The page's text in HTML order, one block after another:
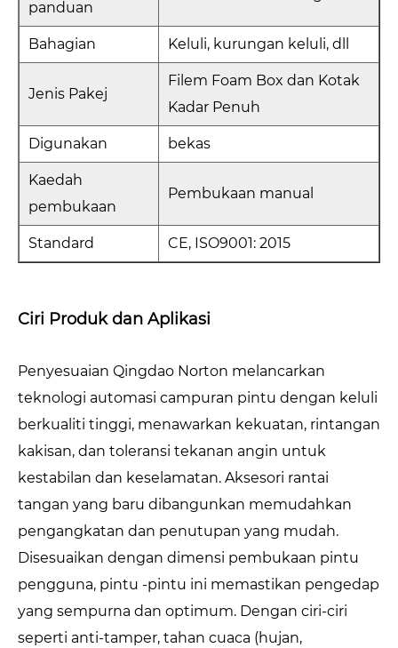
panduan
Bahagian Keluli, kurungan keluli, dll
Jenis Pakej
Filem Foam Box dan Kotak
Kadar Penuh
Digunakan bekas
Kaedah
pembukaan
Pembukaan manual
Standard CE, ISO9001: 2015
Ciri Produk dan Aplikasi
Penyesuaian Qingdao Norton melancarkan
teknologi automasi campuran pintu dengan keluli
berkualiti tinggi, menawarkan kekuatan, rintangan
kakisan, dan toleransi tekanan angin untuk
kestabilan dan keselamatan. Aksesori rantai
tangan yang baru dibangunkan memudahkan
pengangkatan dan penutupan yang mudah.
Disesuaikan dengan dimensi pembukaan pintu
pengguna, pintu -pintu ini memastikan pengedap
yang sempurna dan optimum. Dengan ciri-ciri
seperti anti-tamper, tahan cuaca (hujan,